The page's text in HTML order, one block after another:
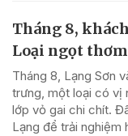
Tháng 8,
Loại ngọt
Tháng 8, Lạng Sơn
trưng, một loại có vị
lớp vỏ gai chi chít.
Lạng để trải nghiệm